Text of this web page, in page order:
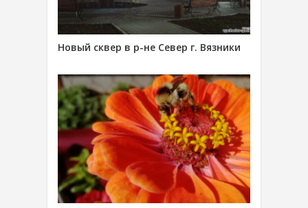
Новый сквер в р-не Север г. Вязники